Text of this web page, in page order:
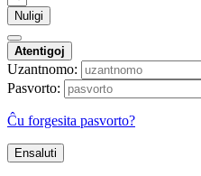
Nuligi
Atentigoj
Uzantnomo:
Pasvorto:
Ĉu forgesita pasvorto?
Ensaluti